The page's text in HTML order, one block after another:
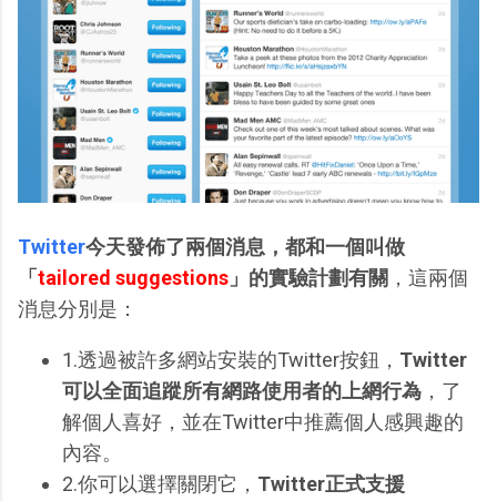
Twitter今天發佈了兩個消息，都和一個叫做
「tailored suggestions 」的實驗計劃有關 ，這兩個
消息分別是：
1.透過被許多網站安裝的Twitter按鈕， Twitter
可以全面追蹤所有網路使用者的上網行為 ，了
解個人喜好，並在Twitter中推薦個人感興趣的
內容。
2.你可以選擇關閉它， Twitter正式支援